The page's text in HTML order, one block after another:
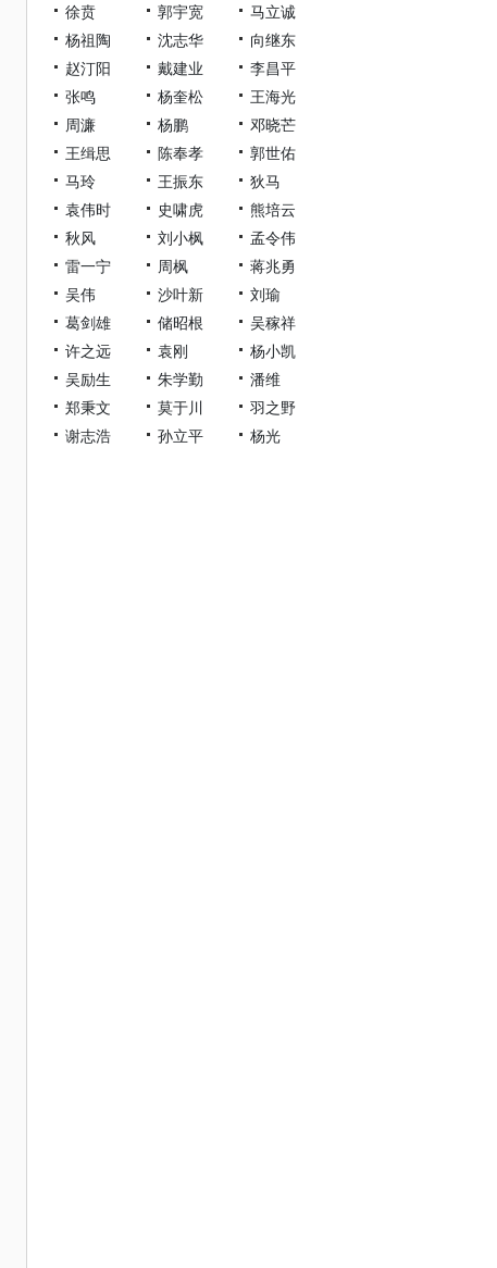
徐贲
郭宇宽
马立诚
杨祖陶
沈志华
向继东
赵汀阳
戴建业
李昌平
张鸣
杨奎松
王海光
周濂
杨鹏
邓晓芒
王缉思
陈奉孝
郭世佑
马玲
王振东
狄马
袁伟时
史啸虎
熊培云
秋风
刘小枫
孟令伟
雷一宁
周枫
蒋兆勇
吴伟
沙叶新
刘瑜
葛剑雄
储昭根
吴稼祥
许之远
袁刚
杨小凯
吴励生
朱学勤
潘维
郑秉文
莫于川
羽之野
谢志浩
孙立平 杨光